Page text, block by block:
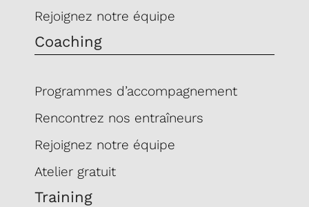
Rejoignez notre équipe
Coaching
Programmes d’accompagnement
Rencontrez nos entraîneurs
Rejoignez notre équipe
Atelier gratuit
Training